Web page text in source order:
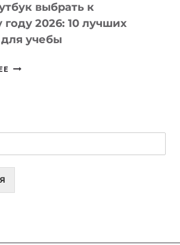
выбрать к
2026: 10 лучших
учебы
КАКОЙ
2026:
10